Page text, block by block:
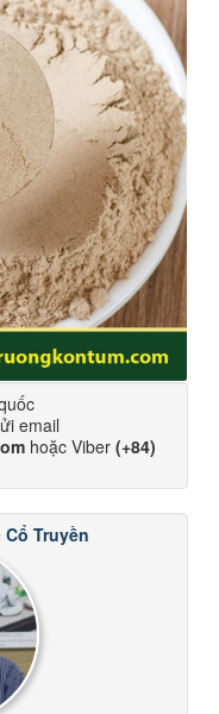
email
hoặc Viber (+84)
Truyền